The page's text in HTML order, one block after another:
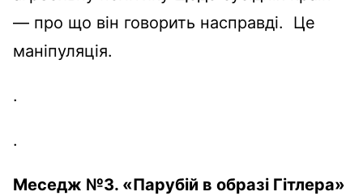
— про що він говорить насправді. Це
маніпуляція.
.
.
Меседж №3. «Парубій в образі Гітлера»